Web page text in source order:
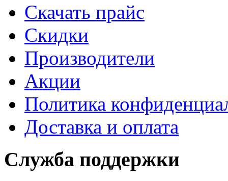
Cкачать прайс
Скидки
Производители
Акции
Политика
Доставка и оплата
Служба поддержки